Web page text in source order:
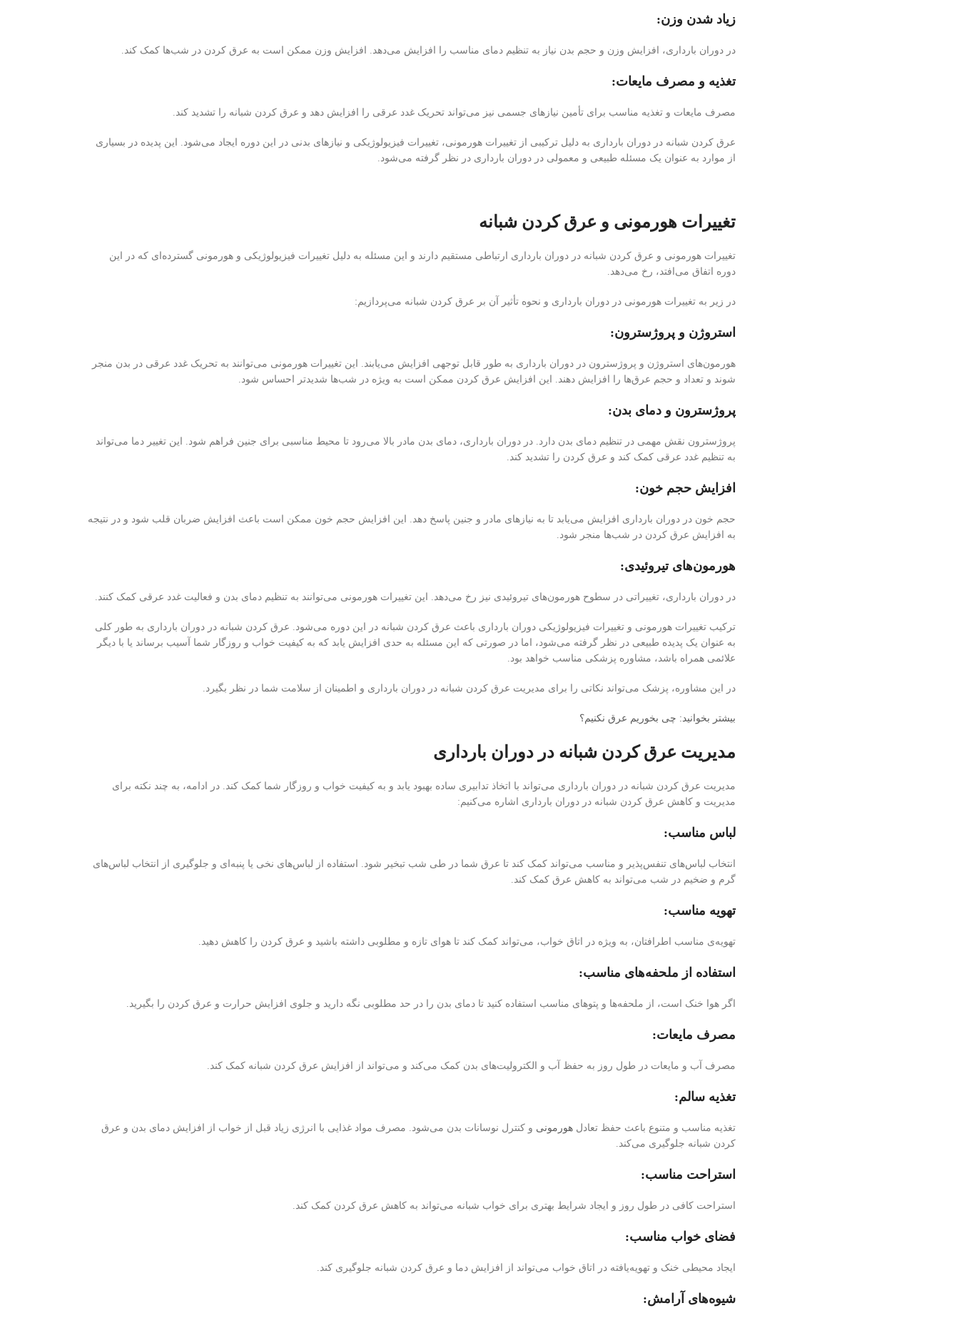
زیاد شدن وزن:
در دوران بارداری، افزایش وزن و حجم بدن نیاز به تنظیم دمای مناسب را افزایش می‌دهد. افزایش وزن ممکن است به عرق کردن در شب‌ها کمک کند.
تغذیه و مصرف مایعات:
مصرف مایعات و تغذیه مناسب برای تأمین نیازهای جسمی نیز می‌تواند تحریک غدد عرقی را افزایش دهد و عرق کردن شبانه را تشدید کند.
عرق کردن شبانه در دوران بارداری به دلیل ترکیبی از تغییرات هورمونی، تغییرات فیزیولوژیکی و نیازهای بدنی در این دوره ایجاد می‌شود. این پدیده در بسیاری
از موارد به عنوان یک مسئله طبیعی و معمولی در دوران بارداری در نظر گرفته می‌شود.
تغییرات هورمونی و عرق کردن شبانه
تغییرات هورمونی و عرق کردن شبانه در دوران بارداری ارتباطی مستقیم دارند و این مسئله به دلیل تغییرات فیزیولوژیکی و هورمونی گسترده‌ای که در این
دوره اتفاق می‌افتد، رخ می‌دهد.
در زیر به تغییرات هورمونی در دوران بارداری و نحوه تأثیر آن بر عرق کردن شبانه می‌پردازیم:
استروژن و پروژسترون:
هورمون‌های استروژن و پروژسترون در دوران بارداری به طور قابل توجهی افزایش می‌یابند. این تغییرات هورمونی می‌توانند به تحریک غدد عرقی در بدن منجر
شوند و تعداد و حجم عرق‌ها را افزایش دهند. این افزایش عرق کردن ممکن است به ویژه در شب‌ها شدیدتر احساس شود.
پروژسترون و دمای بدن:
پروژسترون نقش مهمی در تنظیم دمای بدن دارد. در دوران بارداری، دمای بدن مادر بالا می‌رود تا محیط مناسبی برای جنین فراهم شود. این تغییر دما می‌تواند
به تنظیم غدد عرقی کمک کند و عرق کردن را تشدید کند.
افزایش حجم خون:
حجم خون در دوران بارداری افزایش می‌یابد تا به نیاز‌های مادر و جنین پاسخ دهد. این افزایش حجم خون ممکن است باعث افزایش ضربان قلب شود و در نتیجه
به افزایش عرق کردن در شب‌ها منجر شود.
هورمون‌های تیروئیدی:
در دوران بارداری، تغییراتی در سطوح هورمون‌های تیروئیدی نیز رخ می‌دهد. این تغییرات هورمونی می‌توانند به تنظیم دمای بدن و فعالیت غدد عرقی کمک کنند.
ترکیب تغییرات هورمونی و تغییرات فیزیولوژیکی دوران بارداری باعث عرق کردن شبانه در این دوره می‌شود. عرق کردن شبانه در دوران بارداری به طور کلی
به عنوان یک پدیده طبیعی در نظر گرفته می‌شود، اما در صورتی که این مسئله به حدی افزایش یابد که به کیفیت خواب و روزگار شما آسیب برساند یا با دیگر
علائمی همراه باشد، مشاوره پزشکی مناسب خواهد بود.
در این مشاوره، پزشک می‌تواند نکاتی را برای مدیریت عرق کردن شبانه در دوران بارداری و اطمینان از سلامت شما در نظر بگیرد.
بیشتر بخوانید: چی بخوریم عرق نکنیم؟
مدیریت عرق کردن شبانه در دوران بارداری
مدیریت عرق کردن شبانه در دوران بارداری می‌تواند با اتخاذ تدابیری ساده بهبود یابد و به کیفیت خواب و روزگار شما کمک کند. در ادامه، به چند نکته برای
مدیریت و کاهش عرق کردن شبانه در دوران بارداری اشاره می‌کنیم:
لباس مناسب:
انتخاب لباس‌های تنفس‌پذیر و مناسب می‌تواند کمک کند تا عرق شما در طی شب تبخیر شود. استفاده از لباس‌های نخی یا پنبه‌ای و جلوگیری از انتخاب لباس‌های
گرم و ضخیم در شب می‌تواند به کاهش عرق کمک کند.
تهویه مناسب:
تهویه‌ی مناسب اطرافتان، به ویژه در اتاق خواب، می‌تواند کمک کند تا هوای تازه و مطلوبی داشته باشید و عرق کردن را کاهش دهید.
استفاده از ملحفه‌های مناسب:
اگر هوا خنک است، از ملحفه‌ها و پتوهای مناسب استفاده کنید تا دمای بدن را در حد مطلوبی نگه دارید و جلوی افزایش حرارت و عرق کردن را بگیرید.
مصرف مایعات:
مصرف آب و مایعات در طول روز به حفظ آب و الکترولیت‌های بدن کمک می‌کند و می‌تواند از افزایش عرق کردن شبانه کمک کند.
تغذیه سالم:
تغذیه مناسب و متنوع باعث حفظ تعادل هورمونی و کنترل نوسانات بدن می‌شود. مصرف مواد غذایی با انرژی زیاد قبل از خواب از افزایش دمای بدن و عرق
کردن شبانه جلوگیری می‌کند.
استراحت مناسب:
استراحت کافی در طول روز و ایجاد شرایط بهتری برای خواب شبانه می‌تواند به کاهش عرق کردن کمک کند.
فضای خواب مناسب:
ایجاد محیطی خنک و تهویه‌یافته در اتاق خواب می‌تواند از افزایش دما و عرق کردن شبانه جلوگیری کند.
شیوه‌های آرامش: